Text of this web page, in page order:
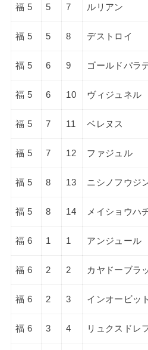
福 5 5 7 ルリアン
福 5 5 8 デストロイ
福 5 6 9 ゴールドパラ
福 5 6 10 ヴィジュネル
福 5 7 11 ベレヌス
福 5 7 12 ファジュル
福 5 8 13 ニシノフウジ
福 5 8 14 メイショウハ
福 6 1 1 アンジュール
福 6 2 2 カヤドーブラ
福 6 2 3 インオービット
福 6 3 4 リュクスドレ